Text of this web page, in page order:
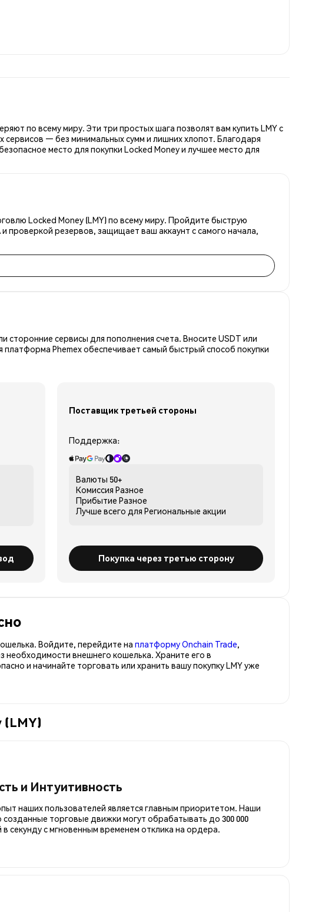
по всему миру. Эти три простых шага позволят вам купить LMY с
— без минимальных сумм и лишних хлопот. Благодаря
место для покупки Locked Money и лучшее место для
Locked Money (LMY) по всему миру. Пройдите быструю
проверкой резервов, защищает ваш аккаунт с самого начала,
сервисы для пополнения счета. Вносите USDT или
Phemex обеспечивает самый быстрый способ покупки
Поставщик третьей стороны
Поддержка:
Валюты 50+
Комиссия Разное
Прибытие Разное
Лучше всего для Региональные акции
Покупка через третью сторону
Войдите, перейдите на платформу Onchain Trade,
необходимости внешнего кошелька. Храните его в
и начинайте торговать или хранить вашу покупку LMY уже
(LMY)
и Интуитивность
наших пользователей является главным приоритетом. Наши
созданные торговые движки могут обрабатывать до 300 000
в секунду с мгновенным временем отклика на ордера.